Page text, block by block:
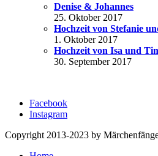
Denise & Johannes
25. Oktober 2017
Hochzeit von Stefanie
1. Oktober 2017
Hochzeit von Isa und
30. September 2017
Facebook
Instagram
Copyright 2013-2023 by